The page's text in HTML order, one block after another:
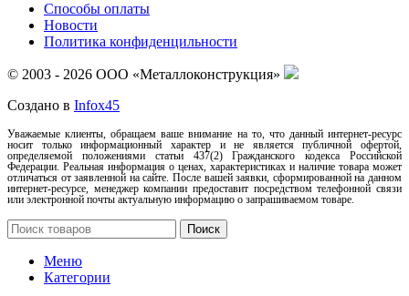
Способы оплаты
Новости
Политика конфиденцильности
© 2003 - 2026 ООО «Металлоконструкция»
Создано в Infox45
Уважаемые клиенты, обращаем ваше внимание на то, что данный интернет-ресурс
носит только информационный характер и не является публичной офертой,
определяемой положениями статьи 437(2) Гражданского кодекса Российской
Федерации. Реальная информация о ценах, характеристиках и наличие товара может
отличаться от заявленной на сайте. После вашей заявки, сформированной на данном
интернет-ресурсе, менеджер компании предоставит посредством телефонной связи
или электронной почты актуальную информацию о запрашиваемом товаре.
Поиск
Меню
Категории